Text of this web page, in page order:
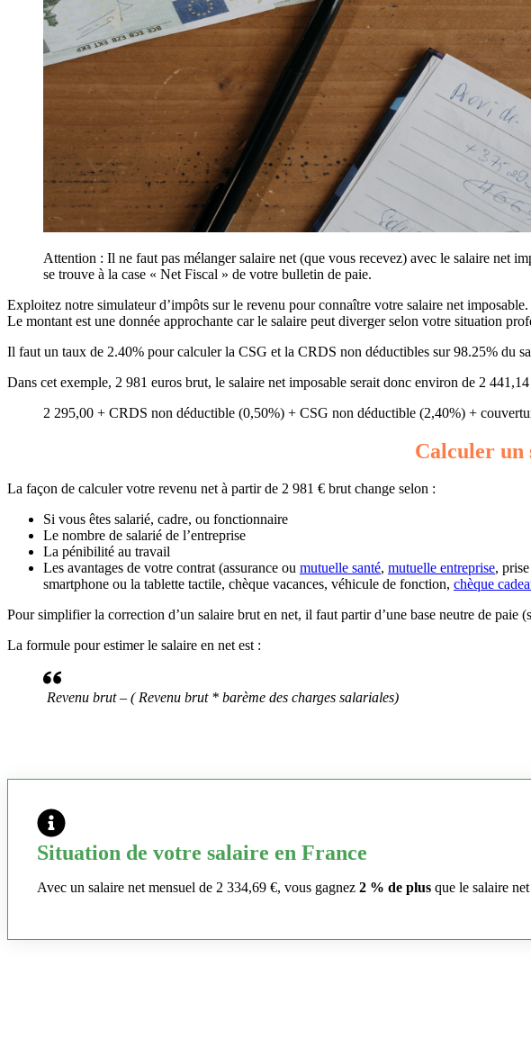
Attention : Il ne faut pas mélanger salaire net (que vous recevez) avec le salaire net
se trouve à la case « Net Fiscal » de votre bulletin de paie.
Exploitez notre simulateur d’impôts sur le revenu pour connaître votre salaire net
Le montant est une donnée approchante car le salaire peut diverger selon votre situation
Il faut un taux de 2.40% pour calculer la CSG et la CRDS non déductibles sur 98.25% du
Dans cet exemple, 2 981 euros brut, le salaire net imposable serait donc environ de 2
2 295,00 + CRDS non déductible (0,50%) + CSG non déductible (2,40%) +
Calculer un
La façon de calculer votre revenu net à partir de 2 981 € brut change selon :
Si vous êtes salarié, cadre, ou fonctionnaire
Le nombre de salarié de l’entreprise
La pénibilité au travail
Les avantages de votre contrat (assurance ou mutuelle santé, mutuelle entreprise,
smartphone ou la tablette tactile, chèque vacances, véhicule de fonction, chèque
Pour simplifier la correction d’un salaire brut en net, il faut partir d’une base neutre de paie
La formule pour estimer le salaire en net est :
Revenu brut – ( Revenu brut * barème des charges salariales)
Situation de votre salaire en France
Avec un salaire net mensuel de 2 334,69 €, vous gagnez 2 % de plus que le salaire